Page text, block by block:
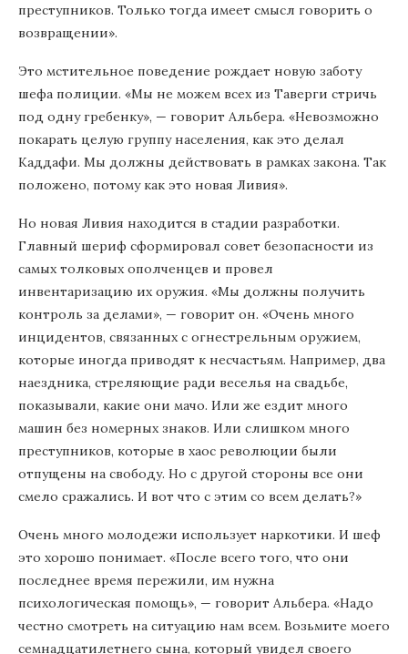
преступников. Только тогда имеет смысл говорить о
возвращении».
Это мстительное поведение рождает новую заботу
шефа полиции. «Мы не можем всех из Таверги стричь
под одну гребенку», — говорит Альбера. «Невозможно
покарать целую группу населения, как это делал
Каддафи. Мы должны действовать в рамках закона. Так
положено, потому как это новая Ливия».
Но новая Ливия находится в стадии разработки.
Главный шериф сформировал совет безопасности из
самых толковых ополченцев и провел
инвентаризацию их оружия. «Мы должны получить
контроль за делами», — говорит он. «Очень много
инцидентов, связанных с огнестрельным оружием,
которые иногда приводят к несчастьям. Например, два
наездника, стреляющие ради веселья на свадьбе,
показывали, какие они мачо. Или же ездит много
машин без номерных знаков. Или слишком много
преступников, которые в хаос революции были
отпущены на свободу. Но с другой стороны все они
смело сражались. И вот что с этим со всем делать?»
Очень много молодежи использует наркотики. И шеф
это хорошо понимает. «После всего того, что они
последнее время пережили, им нужна
психологическая помощь», — говорит Альбера. «Надо
честно смотреть на ситуацию нам всем. Возьмите моего
семнадцатилетнего сына, который увидел своего